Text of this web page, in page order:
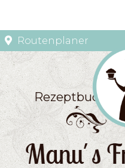
Routenplaner
Rezeptbuch